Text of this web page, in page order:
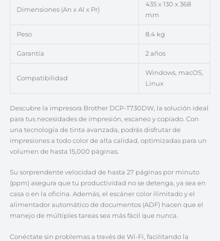
Dimensiones (An x Al x Pr)
435 x 130 x 368
mm
Peso 8.4 kg
Garantía 2 años
Compatibilidad
Windows, macOS,
Linux
Descubre la impresora Brother DCP-T730DW, la solución ideal
para tus necesidades de impresión, escaneo y copiado. Con
una tecnología de tinta avanzada, podrás disfrutar de
impresiones a todo color de alta calidad, optimizadas para un
volumen de hasta 15,000 páginas.
Su sorprendente velocidad de hasta 27 páginas por minuto
(ppm) asegura que tu productividad no se detenga, ya sea en
casa o en la oficina. Además, el escáner color ilimitado y el
alimentador automático de documentos (ADF) hacen que el
manejo de múltiples tareas sea más fácil que nunca.
Conéctate sin problemas a través de Wi-Fi, facilitando la